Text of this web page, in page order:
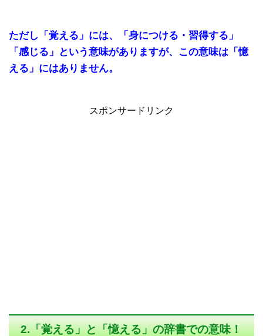
ただし「覚える」には、「身につける・習得する」
「感じる」という意味がありますが、この意味は「憶
える」にはありません。
スポンサードリンク
2.「覚える」と「憶える」の辞書での意味！